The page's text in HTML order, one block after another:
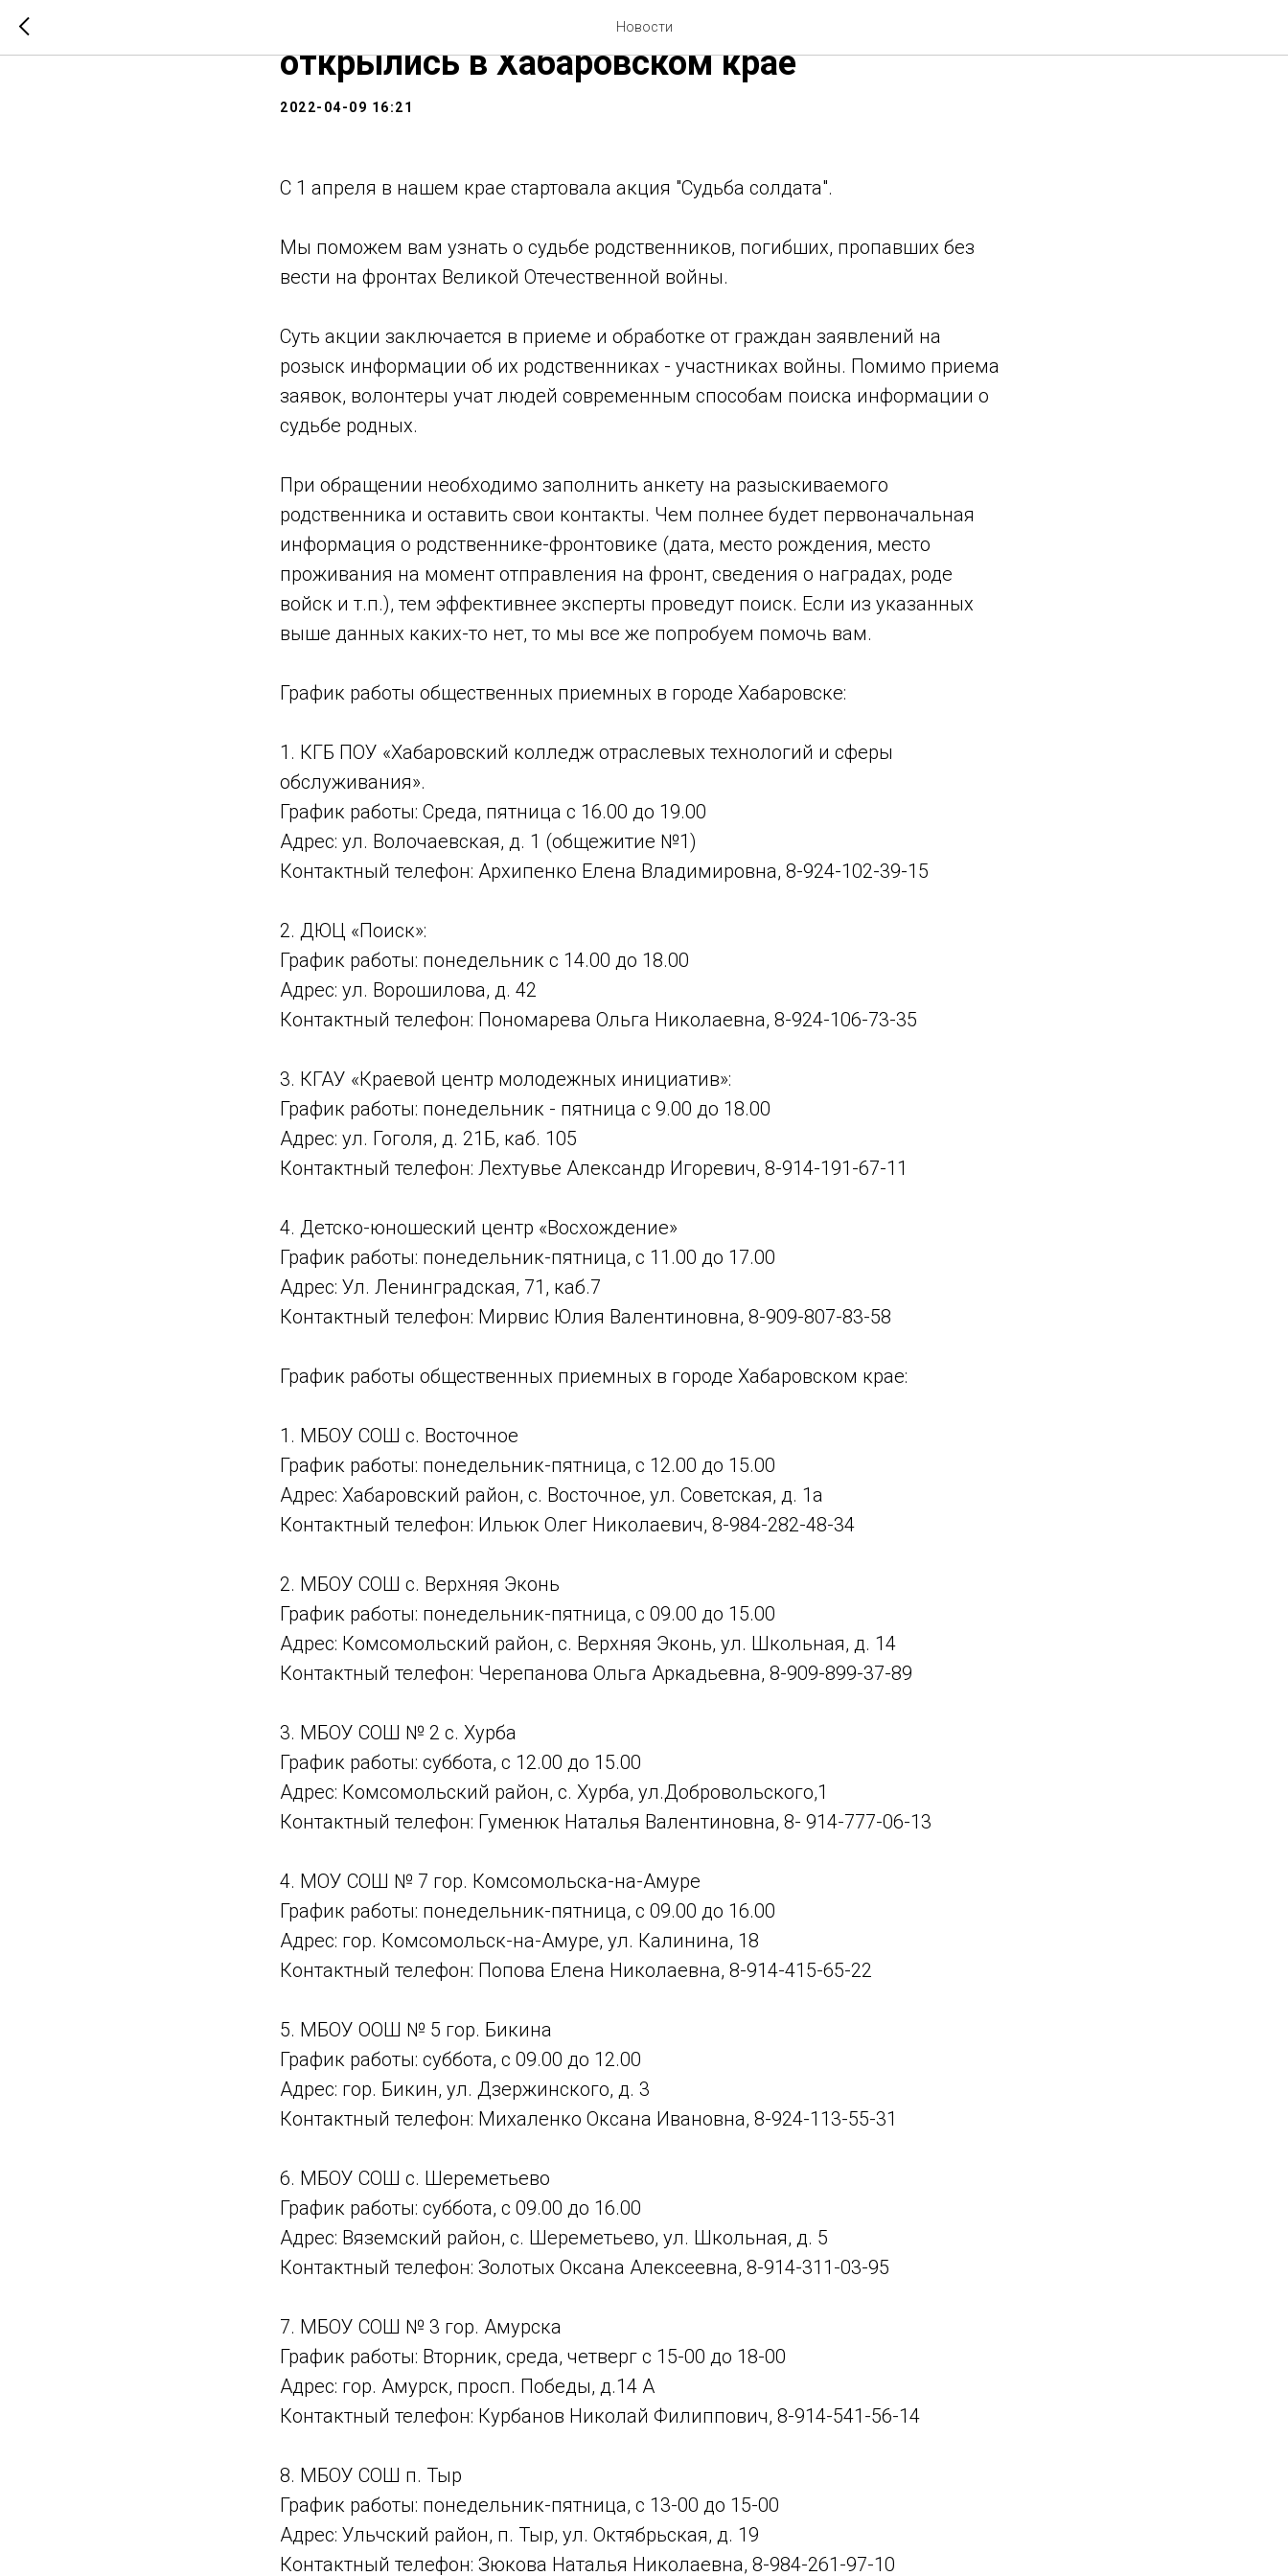
Новости
Общественные приемные "Судьба солдата"
открылись в Хабаровском крае
2022-04-09 16:21
С 1 апреля в нашем крае стартовала акция "Судьба солдата".
Мы поможем вам узнать о судьбе родственников, погибших, пропавших без
вести на фронтах Великой Отечественной войны.
Суть акции заключается в приеме и обработке от граждан заявлений на
розыск информации об их родственниках - участниках войны. Помимо приема
заявок, волонтеры учат людей современным способам поиска информации о
судьбе родных.
При обращении необходимо заполнить анкету на разыскиваемого
родственника и оставить свои контакты. Чем полнее будет первоначальная
информация о родственнике-фронтовике (дата, место рождения, место
проживания на момент отправления на фронт, сведения о наградах, роде
войск и т.п.), тем эффективнее эксперты проведут поиск. Если из указанных
выше данных каких-то нет, то мы все же попробуем помочь вам.
График работы общественных приемных в городе Хабаровске:
1. КГБ ПОУ «Хабаровский колледж отраслевых технологий и сферы
обслуживания».
График работы: Среда, пятница с 16.00 до 19.00
Адрес: ул. Волочаевская, д. 1 (общежитие №1)
Контактный телефон: Архипенко Елена Владимировна, 8-924-102-39-15
2. ДЮЦ «Поиск»:
График работы: понедельник с 14.00 до 18.00
Адрес: ул. Ворошилова, д. 42
Контактный телефон: Пономарева Ольга Николаевна, 8-924-106-73-35
3. КГАУ «Краевой центр молодежных инициатив»:
График работы: понедельник - пятница с 9.00 до 18.00
Адрес: ул. Гоголя, д. 21Б, каб. 105
Контактный телефон: Лехтувье Александр Игоревич, 8-914-191-67-11
4. Детско-юношеский центр «Восхождение»
График работы: понедельник-пятница, с 11.00 до 17.00
Адрес: Ул. Ленинградская, 71, каб.7
Контактный телефон: Мирвис Юлия Валентиновна, 8-909-807-83-58
График работы общественных приемных в городе Хабаровском крае:
1. МБОУ СОШ с. Восточное
График работы: понедельник-пятница, с 12.00 до 15.00
Адрес: Хабаровский район, с. Восточное, ул. Советская, д. 1а
Контактный телефон: Ильюк Олег Николаевич, 8-984-282-48-34
2. МБОУ СОШ с. Верхняя Эконь
График работы: понедельник-пятница, с 09.00 до 15.00
Адрес: Комсомольский район, с. Верхняя Эконь, ул. Школьная, д. 14
Контактный телефон: Черепанова Ольга Аркадьевна, 8-909-899-37-89
3. МБОУ СОШ № 2 с. Хурба
График работы: суббота, с 12.00 до 15.00
Адрес: Комсомольский район, с. Хурба, ул.Добровольского,1
Контактный телефон: Гуменюк Наталья Валентиновна, 8- 914-777-06-13
4. МОУ СОШ № 7 гор. Комсомольска-на-Амуре
График работы: понедельник-пятница, с 09.00 до 16.00
Адрес: гор. Комсомольск-на-Амуре, ул. Калинина, 18
Контактный телефон: Попова Елена Николаевна, 8-914-415-65-22
5. МБОУ ООШ № 5 гор. Бикина
График работы: суббота, с 09.00 до 12.00
Адрес: гор. Бикин, ул. Дзержинского, д. 3
Контактный телефон: Михаленко Оксана Ивановна, 8-924-113-55-31
6. МБОУ СОШ с. Шереметьево
График работы: суббота, с 09.00 до 16.00
Адрес: Вяземский район, с. Шереметьево, ул. Школьная, д. 5
Контактный телефон: Золотых Оксана Алексеевна, 8-914-311-03-95
7. МБОУ СОШ № 3 гор. Амурска
График работы: Вторник, среда, четверг с 15-00 до 18-00
Адрес: гор. Амурск, просп. Победы, д.14 А
Контактный телефон: Курбанов Николай Филиппович, 8-914-541-56-14
8. МБОУ СОШ п. Тыр
График работы: понедельник-пятница, с 13-00 до 15-00
Адрес: Ульчский район, п. Тыр, ул. Октябрьская, д. 19
Контактный телефон: Зюкова Наталья Николаевна, 8-984-261-97-10